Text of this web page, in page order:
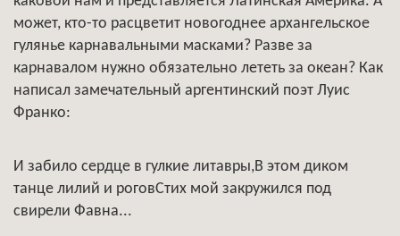
может, кто-то расцветит новогоднее архангельское
гулянье карнавальными масками? Разве за
карнавалом нужно обязательно лететь за океан? Как
написал замечательный аргентинский поэт Луис
Франко:
И забило сердце в гулкие литавры,В этом диком
танце лилий и роговСтих мой закружился под
свирели Фавна...